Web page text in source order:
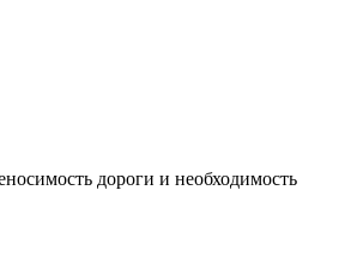
дороги и необходимость